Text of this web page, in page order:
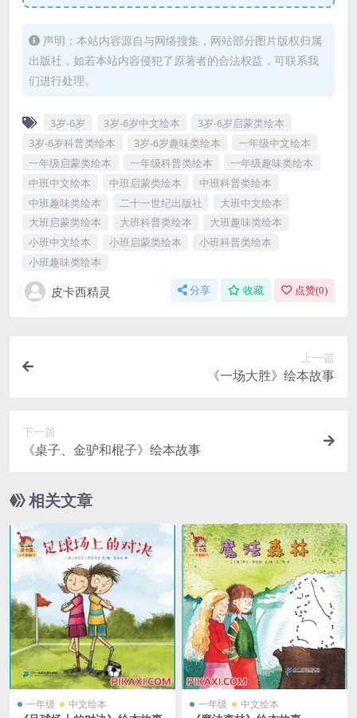
声明：本站内容源自与网络搜集，网站部分图片版权归属
出版社，如若本站内容侵犯了原著者的合法权益，可联系我
们进行处理。
3岁-6岁 3岁-6岁中文绘本
3岁-6岁启蒙类绘本
3岁-6岁科普类绘本
3岁-6岁趣味类绘本
一年级中文绘本
一年级启蒙类绘本
一年级科普类绘本
一年级趣味类绘本
中班中文绘本
中班启蒙类绘本
中班科普类绘本
中班趣味类绘本
二十一世纪出版社
大班中文绘本
大班启蒙类绘本
大班科普类绘本
大班趣味类绘本
小班中文绘本
小班启蒙类绘本
小班科普类绘本
小班趣味类绘本
皮卡西精灵 分享 收藏 点赞(0)
上一篇
《一场大胜》绘本故事
下一篇
《桌子、金驴和棍子》绘本故事
相关文章
一年级 中文绘本 一年级 中文绘本